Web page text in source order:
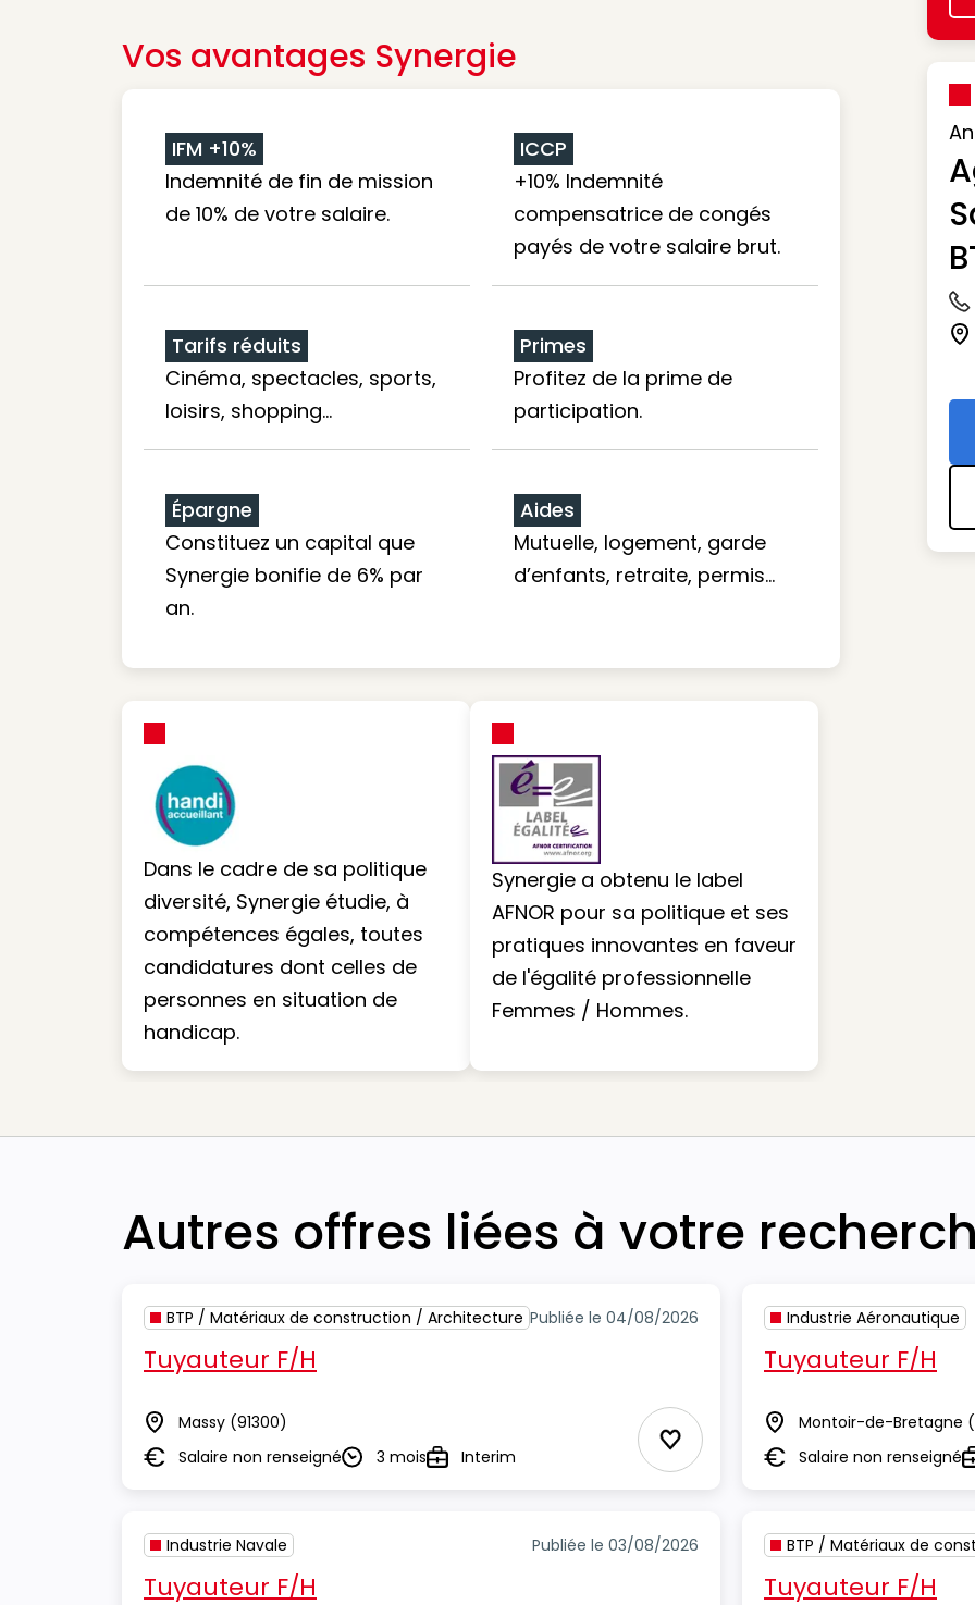
Vos avantages Synergie
IFM +10%
Indemnité de fin de mission
de 10% de votre salaire.
ICCP
+10% Indemnité
compensatrice de congés
payés de votre salaire brut.
Tarifs réduits
Cinéma, spectacles, sports,
loisirs, shopping...
Primes
Profitez de la prime de
participation.
Épargne
Constituez un capital que
Synergie bonifie de 6% par
an.
Aides
Mutuelle, logement, garde
d’enfants, retraite, permis…
Dans le cadre de sa politique
diversité, Synergie étudie, à
compétences égales, toutes
candidatures dont celles de
personnes en situation de
handicap.
Synergie a obtenu le label
AFNOR pour sa politique et ses
pratiques innovantes en faveur
de l'égalité professionnelle
Femmes / Hommes.
Autres offres liées à votre
BTP / Matériaux de construction / Architecture Publiée le 04/08/2026
Tuyauteur F/H
Lieu Massy (91300)
SalaireSalaire non renseignéDurée3 moisTypeInterim Ajouter aux Favoris
Industrie Aéronautique
Tuyauteur F/H
Lieu Montoir-de-Bretagne
SalaireSalaire non renseigné
Industrie Navale Publiée le 03/08/2026
Tuyauteur F/H
BTP / Matériaux de
Tuyauteur F/H